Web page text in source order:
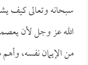
سبحانه وتعالى كيف
الله عز وجل لأن
من الإيمان نفسه،